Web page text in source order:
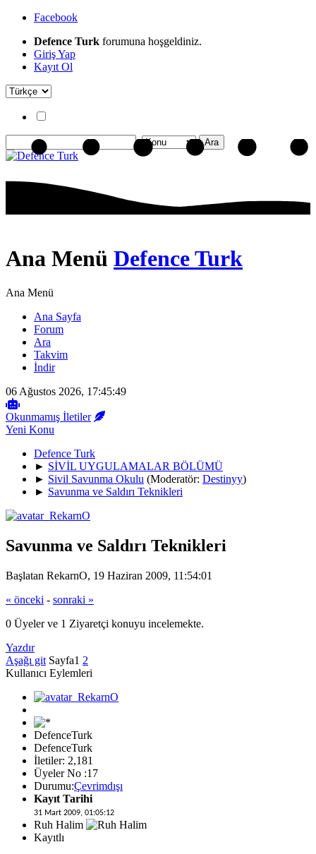
Facebook
Defence Turk forumuna hoşgeldiniz.
Giriş Yap
Kayıt Ol
Ana Menü Defence Turk
Ana Menü
Ana Sayfa
Forum
Ara
Takvim
İndir
06 Ağustos 2026, 17:45:49
Okunmamış İletiler
Yeni Konu
Defence Turk
► SİVİL UYGULAMALAR BÖLÜMÜ
► Sivil Savunma Okulu (Moderatör: Destinyy)
► Savunma ve Saldırı Teknikleri
Savunma ve Saldırı Teknikleri
Başlatan RekarnO, 19 Haziran 2009, 11:54:01
« önceki - sonraki »
0 Üyeler ve 1 Ziyaretçi konuyu incelemekte.
Yazdır
Aşağı git Sayfa1 2
Kullanıcı Eylemleri
DefenceTurk
DefenceTurk
İletiler: 2,181
Üyeler No :17
Durumu:Çevrimdışı
Kayıt Tarihi
31 Mart 2009, 01:05:12
Ruh Halim
Kayıtlı